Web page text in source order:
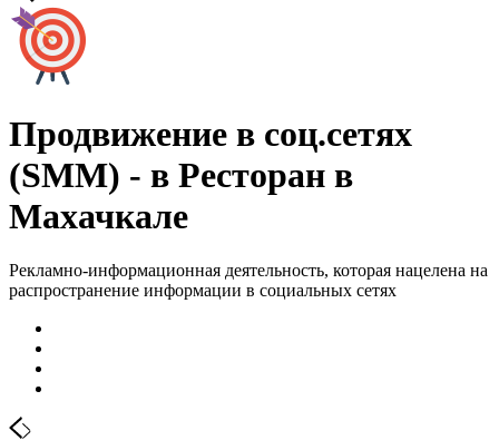
Продвижение в соц.сетях
(SMM) - в Ресторан в
Махачкале
Рекламно-информационная деятельность, которая нацелена на
распространение информации в социальных сетях